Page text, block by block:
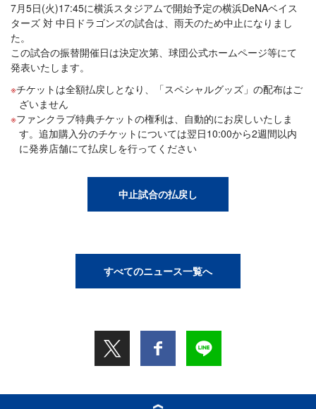
7月5日(火)17:45に横浜スタジアムで開始予定の横浜DeNAベイス
ターズ 対 中日ドラゴンズの試合は、雨天のため中止になりまし
た。
この試合の振替開催日は決定次第、球団公式ホームページ等にて
発表いたします。
チケットは全額払戻しとなり、「スペシャルグッズ」の配布はご
ざいません
ファンクラブ特典チケットの権利は、自動的にお戻しいたしま
す。追加購入分のチケットについては翌日10:00から2週間以内
に発券店舗にて払戻しを行ってください
中止試合の払戻し
すべてのニュース一覧へ